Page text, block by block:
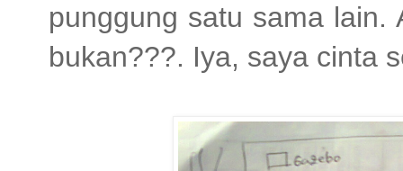
punggung satu sama lain.
bukan???. Iya, saya cinta